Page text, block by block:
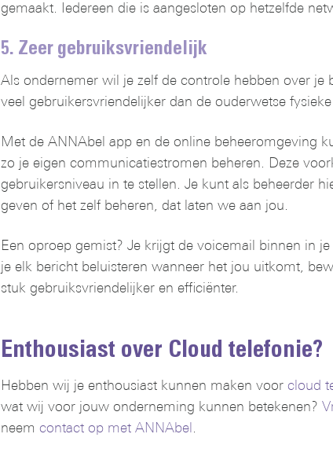
gemaakt. Iedereen die is aangesloten op hetzelfde
5. Zeer gebruiksvriendelijk
Als ondernemer wil je zelf de controle hebben over je
veel gebruikersvriendelijker dan de ouderwetse fysieke
Met de ANNAbel app en de online beheeromgeving
zo je eigen communicatiestromen beheren. Deze
gebruikersniveau in te stellen. Je kunt als beheerder
geven of het zelf beheren, dat laten we aan jou.
Een oproep gemist? Je krijgt de voicemail binnen in
je elk bericht beluisteren wanneer het jou uitkomt,
stuk gebruiksvriendelijker en efficiënter.
Enthousiast over Cloud telefonie?
Hebben wij je enthousiast kunnen maken voorcloud
wat wij voor jouw onderneming kunnen betekenen?
neemcontact op met ANNAbel.